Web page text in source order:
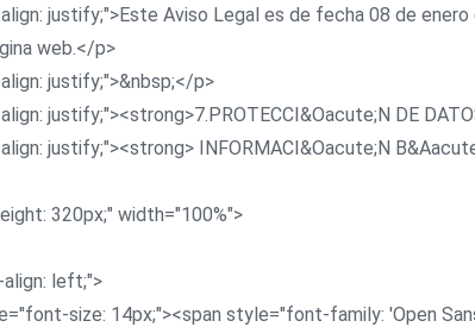
justify;">Este Aviso Legal es de fecha 08 de
web.</p>
justify;">&nbsp;</p>
justify;"><strong>7.PROTECCI&Oacute;N DE
justify;"><strong> INFORMACI&Oacute;N
320px;" width="100%">
left;">
size: 14px;"><span style="font-family: 'Open